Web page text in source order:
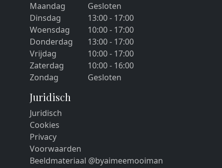
Maandag
Gesloten
Dinsdag
13:00 - 17:00
Woensdag
10:00 - 17:00
Donderdag
13:00 - 17:00
Vrijdag
10:00 - 17:00
Zaterdag
10:00 - 16:00
Zondag
Gesloten
Juridisch
Juridisch
Cookies
Privacy
Voorwaarden
Beeldmateriaal @byaimeemooiman